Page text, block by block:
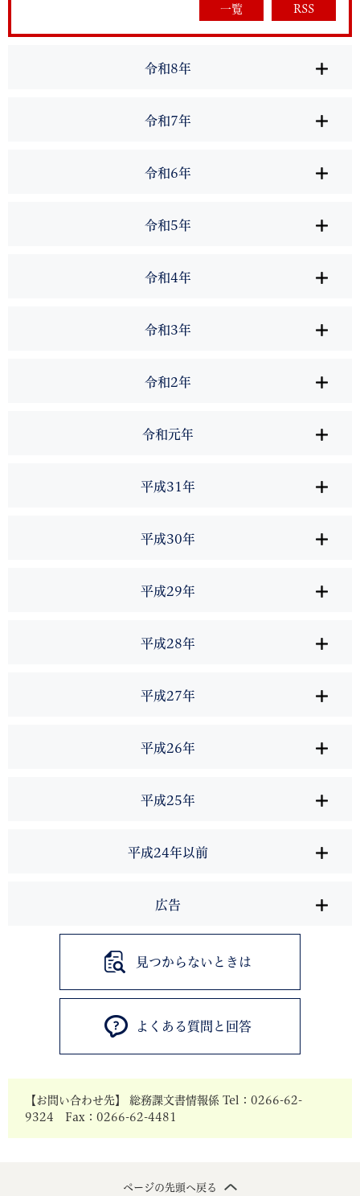
一覧
RSS
令和8年
令和7年
令和6年
令和5年
令和4年
令和3年
令和2年
令和元年
平成31年
平成30年
平成29年
平成28年
平成27年
平成26年
平成25年
平成24年以前
広告
見つからないときは
よくある質問と回答
【お問い合わせ先】 総務課文書情報係 Tel：0266-62-
9324 Fax：0266-62-4481
ページの先頭へ戻る